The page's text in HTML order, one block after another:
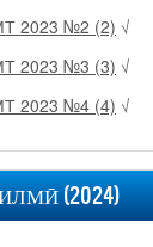
2023 №2 (2) √
2023 №3 (3) √
2023 №4 (4) √
(2024)